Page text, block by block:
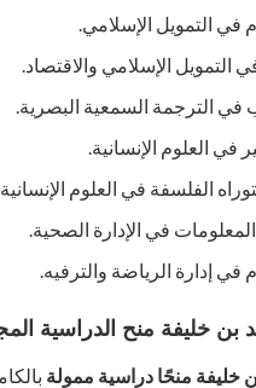
في التمويل الإسلامي.
التمويل الإسلامي والاقتصاد.
في الترجمة السمعية البصرية.
في العلوم الإنسانية.
الفلسفة في العلوم الإنسانية
في الإدارة الصحية.
في إدارة الرياضة والترفيه.
خليفة منح الدراسية
خليفة منحًا دراسية ممولة